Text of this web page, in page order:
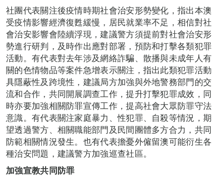
社團代表關注後疫情時期社會治安形勢變化，指出本澳
受疫情影響經濟復甦緩慢，居民就業率不足，相信對社
會治安影響會陸續浮現，建議警方須提前對社會治安形
勢進行研判，及時作出應對部署，預防和打擊各類犯罪
活動。有代表對去年涉及網絡詐騙、散播與未成年人有
關的色情物品等案件急增表示關注，指出此類犯罪活動
具隱蔽性及跨境性，建議局方加強與外地警務部門的交
流和合作，共同開展調查工作，提升打擊犯罪成效，同
時亦要加強相關防罪宣傳工作，提高社會大眾防罪守法
意識。有代表關注家庭暴力、性犯罪、自殺等情況，期
望透過警方、相關職能部門及民間團體多方合力，共同
防範相關情況發生。也有代表擔憂外僱留澳可能衍生各
種治安問題，建議警方加強巡查社區。
加強宣教共同防罪